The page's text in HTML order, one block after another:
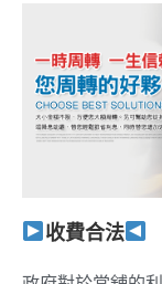
收費合法